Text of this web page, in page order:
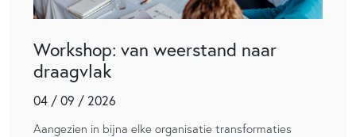
Workshop: van weerstand naar
draagvlak
04 / 09 / 2026
Aangezien in bijna elke organisatie transformaties